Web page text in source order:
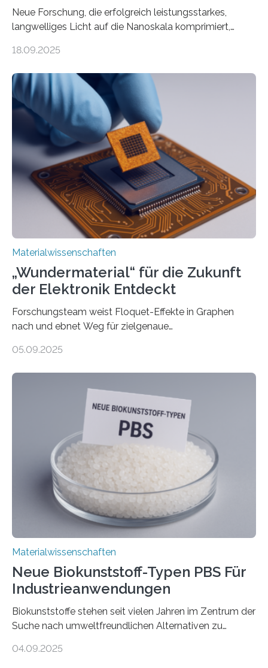
Neue Forschung, die erfolgreich leistungsstarkes,
langwelliges Licht auf die Nanoskala komprimiert,
optoelektronischen Geräten ermöglichen, geleitet von
Forschung, die erfolgreich leistungsstarkes,
langwelliges Licht auf die Nanoskala komprimiert,
könnte Fortschritte in der Terahertz-Optik und bei
optoelektronischen Geräten ermöglichen, geleitet von
Vanderbilt und dem Fritz-Haber-Institut Josh Caldwell,
Professor für Maschinenbau und Direktor des
interdisziplinären Graduiertenprogramms für
Materialwissenschaften an der Vanderbilt University,
und Alexander Paarmann vom Fritz-Haber-Institut
leiteten ein internationales Forschungsprojekt, das…
18.09.2025
Materialwissenschaften
„Wundermaterial“ für die Zukunft
der Elektronik Entdeckt
Forschungsteam weist Floquet-Effekte in Graphen
nach und ebnet Weg für zielgenaue
– nur eine Atomlage dick, aber extrem leitfähig und
Sensoren, leistungsstarken Batterien und effizienten
Solarzellen. Eine neue Studie hebt das Potenzial nun
noch auf ein neues Level: Zum ersten Mal haben
Forschende an der Universität Göttingen gemeinsam
mit Kollegen aus Braunschweig, Bremen und der
Schweiz direkt beobachtet, wie in Graphen…
05.09.2025
Materialwissenschaften
Neue Biokunststoff-Typen PBS Für
Industrieanwendungen
Biokunststoffe stehen seit vielen Jahren im Zentrum der
Suche nach umweltfreundlichen Alternativen zu
an fossilen Rohstoffen reduzieren, schonen Ressourcen
04.09.2025